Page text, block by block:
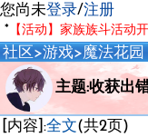
您尚未登录/注册
* 【活动】家族族斗活动
社区 >游戏>魔法花园
主题:收获出
[内容]:全文(共2页)